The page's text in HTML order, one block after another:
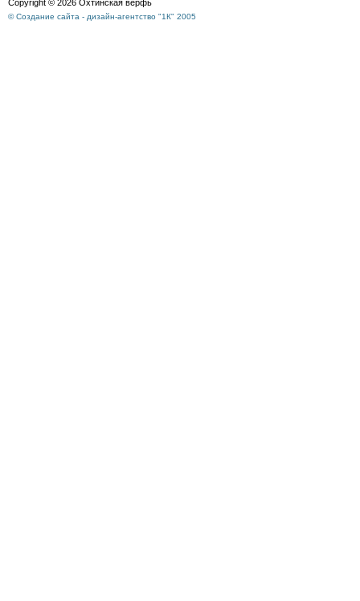
Copyright © 2026 Охтинская верфь
© Создание сайта - дизайн-агентство "1К" 2005